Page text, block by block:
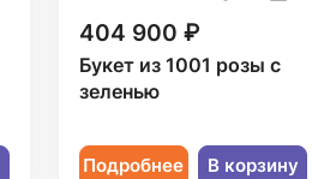
404 900 ₽
Букет из 1001 розы с
зеленью
Подробнее В корзину